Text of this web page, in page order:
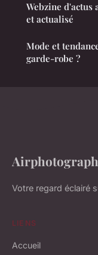
Webzine
et actualisé
Mode et
garde-robe ?
Votre regard éclairé
LIENS
Accueil